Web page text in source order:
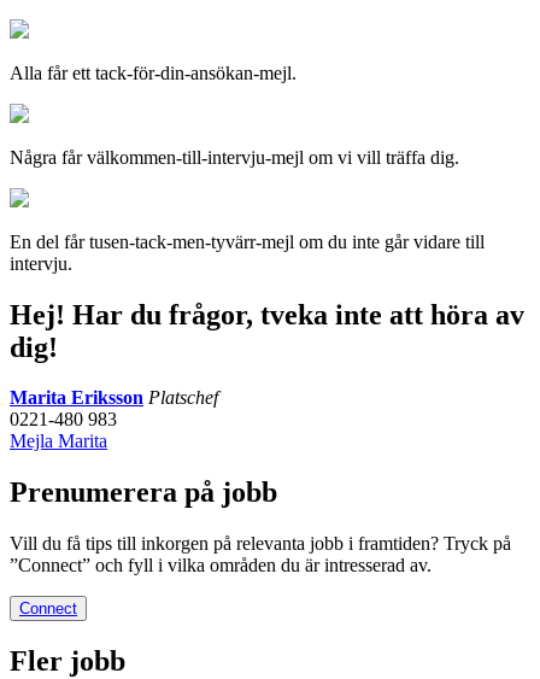
Alla får ett tack-för-din-ansökan-mejl.
Några får välkommen-till-intervju-mejl om vi vill träffa dig.
En del får tusen-tack-men-tyvärr-mejl om du inte går vidare till
intervju.
Hej! Har du frågor, tveka inte att höra av
dig!
Marita Eriksson Platschef
0221-480 983
Mejla Marita
Prenumerera på jobb
Vill du få tips till inkorgen på relevanta jobb i framtiden? Tryck på
”Connect” och fyll i vilka områden du är intresserad av.
Connect
Fler jobb